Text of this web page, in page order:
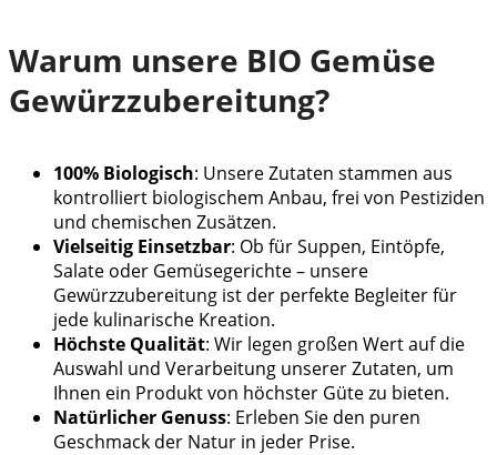
Warum unsere BIO Gemüse
Gewürzzubereitung?
100% Biologisch: Unsere Zutaten stammen aus
kontrolliert biologischem Anbau, frei von Pestiziden
und chemischen Zusätzen.
Vielseitig Einsetzbar: Ob für Suppen, Eintöpfe,
Salate oder Gemüsegerichte – unsere
Gewürzzubereitung ist der perfekte Begleiter für
jede kulinarische Kreation.
Höchste Qualität: Wir legen großen Wert auf die
Auswahl und Verarbeitung unserer Zutaten, um
Ihnen ein Produkt von höchster Güte zu bieten.
Natürlicher Genuss: Erleben Sie den puren
Geschmack der Natur in jeder Prise.